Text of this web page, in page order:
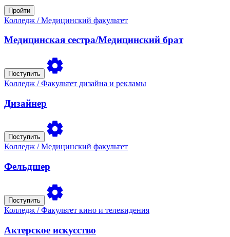
Пройти
Колледж / Медицинский факультет
Медицинская сестра/Медицинский брат
Поступить
Колледж / Факультет дизайна и рекламы
Дизайнер
Поступить
Колледж / Медицинский факультет
Фельдшер
Поступить
Колледж / Факультет кино и телевидения
Актерское искусство